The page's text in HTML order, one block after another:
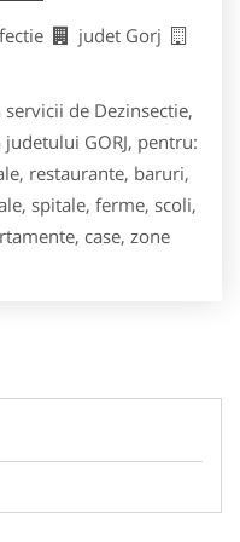
judet Gorj
de Dezinsectie,
GORJ, pentru:
restaurante, baruri,
spitale, ferme, scoli,
case, zone